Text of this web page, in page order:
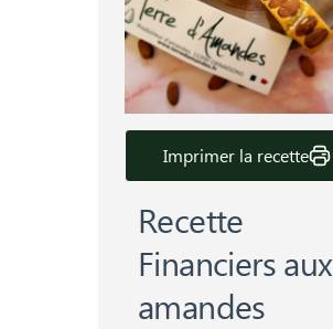
Imprimer la recette
Recette
Financiers aux
amandes